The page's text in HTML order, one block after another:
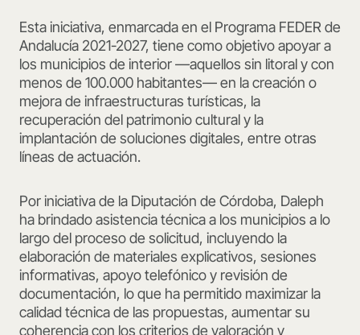
Esta iniciativa, enmarcada en el Programa FEDER de
Andalucía 2021-2027, tiene como objetivo apoyar a
los municipios de interior —aquellos sin litoral y con
menos de 100.000 habitantes— en la creación o
mejora de infraestructuras turísticas, la
recuperación del patrimonio cultural y la
implantación de soluciones digitales, entre otras
líneas de actuación.
Por iniciativa de la Diputación de Córdoba, Daleph
ha brindado asistencia técnica a los municipios a lo
largo del proceso de solicitud, incluyendo la
elaboración de materiales explicativos, sesiones
informativas, apoyo telefónico y revisión de
documentación, lo que ha permitido maximizar la
calidad técnica de las propuestas, aumentar su
coherencia con los criterios de valoración y